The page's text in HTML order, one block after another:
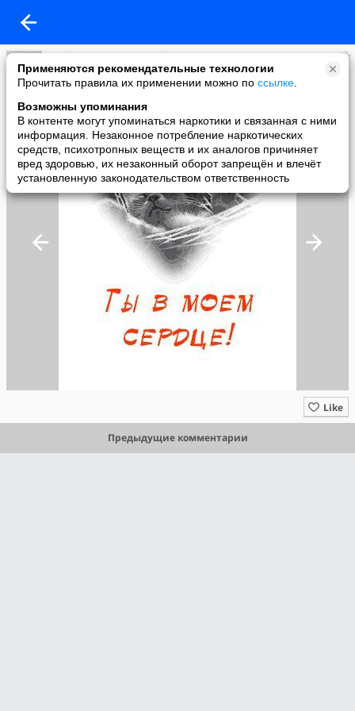
Применяются рекомендательные технологии
Прочитать правила их применении можно по ссылке
Возможны упоминания
В контенте могут упоминаться наркотики и связанная с ними
информация. Незаконное потребление наркотических
средств, психотропных веществ и их аналогов причиняет
вред здоровью, их незаконный оборот запрещён и влечёт
установленную законодательством ответственность
Любовь и ещё раз Любовь
added a photo
04 Oct в 21:22
Like
Предыдущие комментарии